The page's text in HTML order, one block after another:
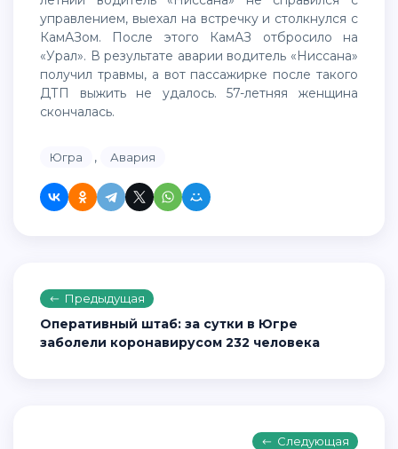
управлением, выехал на встречку и столкнулся с
КамАЗом. После этого КамАЗ отбросило на
«Урал». В результате аварии водитель «Ниссана»
получил травмы, а вот пассажирке после такого
ДТП выжить не удалось. 57-летняя женщина
скончалась.
Югра , Авария
Предыдущая
Оперативный штаб: за сутки в Югре
заболели коронавирусом 232 человека
Следующая